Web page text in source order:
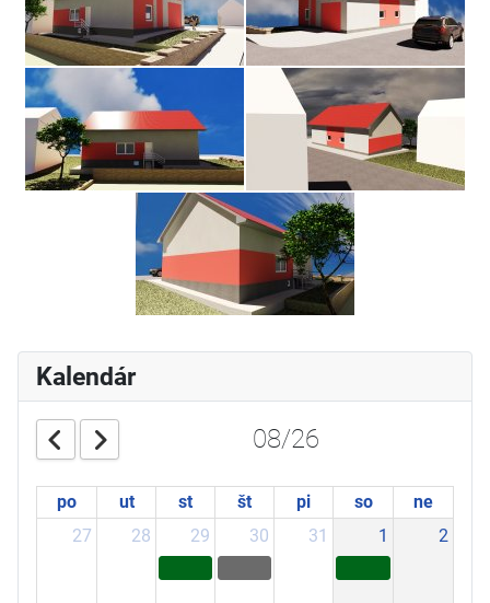
Kalendár
08/26
po ut st št pi so
ne
27
28 29 30 31 1 2